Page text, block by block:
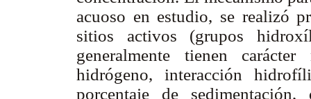
acuoso en estudio, se realizó
sitios activos (grupos
generalmente tienen
hidrógeno, interacción
porcentaje de